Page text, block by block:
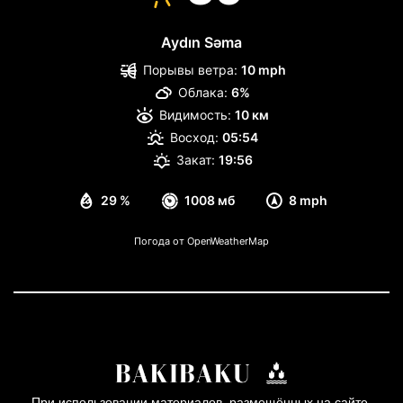
Aydın Səma
29 % 1008 мб 8 mph
Порывы ветра: 10 mph
Облака: 6%
Видимость: 10 км
Восход: 05:54
Закат: 19:56
Погода от OpenWeatherMap